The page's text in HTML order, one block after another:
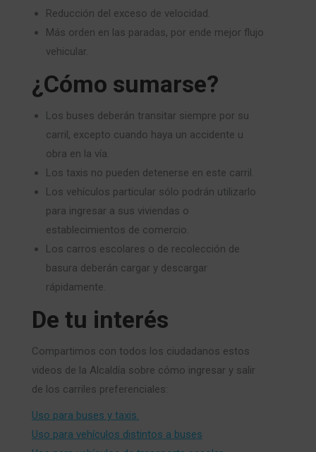
Reducción del exceso de velocidad.
Más orden en las paradas, por ende mejor flujo
vehicular.
¿Cómo sumarse?
Los buses deberán transitar siempre por su
carril, excepto cuando haya un accidente u
obra en la vía.
Los taxis no pueden detenerse en este carril.
Los vehículos particular sólo podrán utilizarlo
para ingresar a sus viviendas o
establecimientos de comercio.
Los carros escolares o de recolección de
basura deberán cargar y descargar
rápidamente.
De tu interés
Compartimos con todos los ciudadanos estos
videos de la Alcaldía sobre cómo ingresar y salir
de los carriles preferenciales:
Uso para buses y taxis.
Uso para vehículos distintos a buses